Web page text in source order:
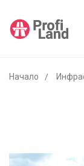
Начало